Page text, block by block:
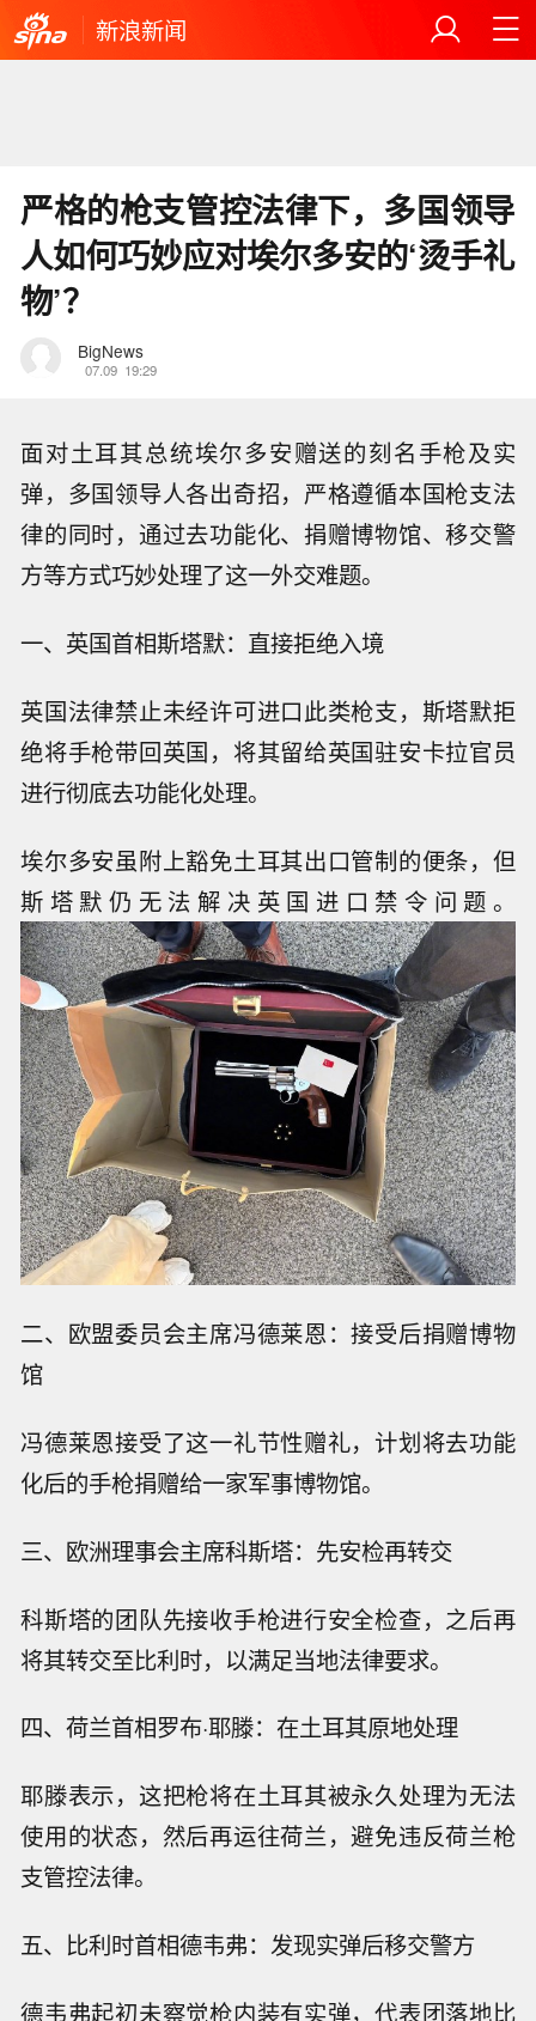
新浪新闻
严格的枪支管控法律下，多国领导
人如何巧妙应对埃尔多安的‘烫手礼
物’？
BigNews
07.09 19:29
面对土耳其总统埃尔多安赠送的刻名手枪及实
弹，多国领导人各出奇招，严格遵循本国枪支法
律的同时，通过去功能化、捐赠博物馆、移交警
方等方式巧妙处理了这一外交难题。
一、英国首相斯塔默：直接拒绝入境
英国法律禁止未经许可进口此类枪支，斯塔默拒
绝将手枪带回英国，将其留给英国驻安卡拉官员
进行彻底去功能化处理。
埃尔多安虽附上豁免土耳其出口管制的便条，但
斯塔默仍无法解决英国进口禁令问题。
二、欧盟委员会主席冯德莱恩：接受后捐赠博物
馆
冯德莱恩接受了这一礼节性赠礼，计划将去功能
化后的手枪捐赠给一家军事博物馆。
三、欧洲理事会主席科斯塔：先安检再转交
科斯塔的团队先接收手枪进行安全检查，之后再
将其转交至比利时，以满足当地法律要求。
四、荷兰首相罗布·耶滕：在土耳其原地处理
耶滕表示，这把枪将在土耳其被永久处理为无法
使用的状态，然后再运往荷兰，避免违反荷兰枪
支管控法律。
五、比利时首相德韦弗：发现实弹后移交警方
德韦弗起初未察觉枪内装有实弹，代表团落地比